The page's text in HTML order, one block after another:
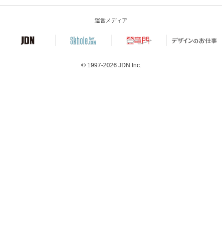
運営メディア
© 1997-2026 JDN Inc.